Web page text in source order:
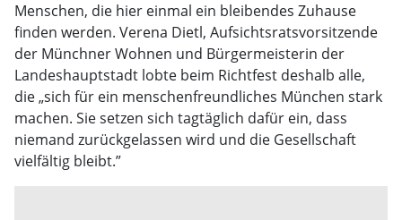
Menschen, die hier einmal ein bleibendes Zuhause
finden werden. Verena Dietl, Aufsichtsratsvorsitzende
der Münchner Wohnen und Bürgermeisterin der
Landeshauptstadt lobte beim Richtfest deshalb alle,
die „sich für ein menschen­freundliches München stark
machen. Sie setzen sich tagtäglich dafür ein, dass
niemand zurückgelassen wird und die Gesellschaft
vielfältig bleibt.”